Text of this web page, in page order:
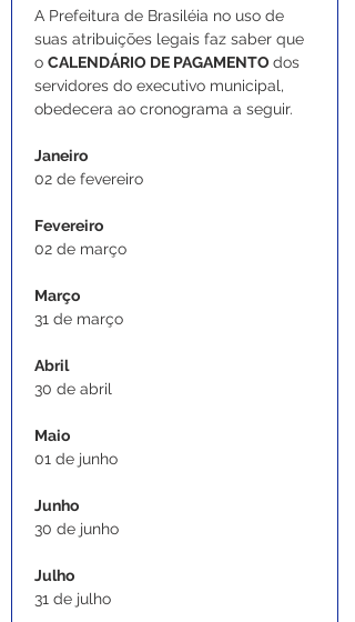
A Prefeitura de Brasiléia no uso de
suas atribuições legais faz saber que
o CALENDÁRIO DE PAGAMENTO dos
servidores do executivo municipal,
obedecera ao cronograma a seguir.
Janeiro
02 de fevereiro
Fevereiro
02 de março
Março
31 de março
Abril
30 de abril
Maio
01 de junho
Junho
30 de junho
Julho
31 de julho